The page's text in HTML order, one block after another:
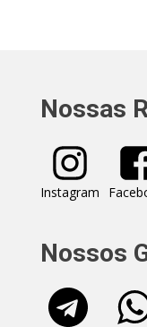
Nossas
Instagram
Nossos